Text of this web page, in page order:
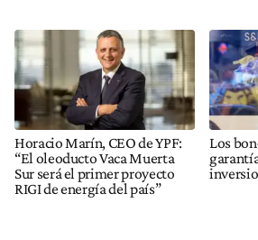
Horacio Marín, CEO de YPF:
“El oleoducto Vaca Muerta
Sur será el primer proyecto
RIGI de energía del país”
Los